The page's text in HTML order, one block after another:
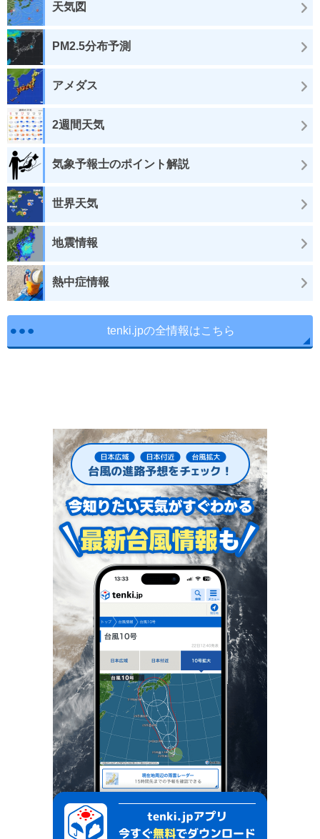
天気図
PM2.5分布予測
アメダス
2週間天気
気象予報士のポイント解説
世界天気
地震情報
熱中症情報
tenki.jpの全情報はこちら